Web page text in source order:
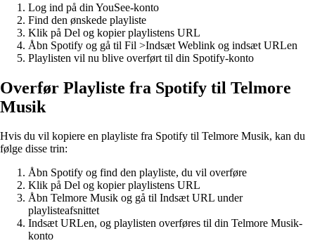
Log ind på din YouSee-konto
Find den ønskede playliste
Klik på Del og kopier playlistens URL
Åbn Spotify og gå til Fil >Indsæt Weblink og indsæt URLen
Playlisten vil nu blive overført til din Spotify-konto
Overfør Playliste fra Spotify til Telmore
Musik
Hvis du vil kopiere en playliste fra Spotify til Telmore Musik, kan du
følge disse trin:
Åbn Spotify og find den playliste, du vil overføre
Klik på Del og kopier playlistens URL
Åbn Telmore Musik og gå til Indsæt URL under
playlisteafsnittet
Indsæt URLen, og playlisten overføres til din Telmore Musik-
konto